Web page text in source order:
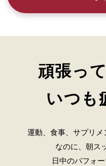
頑張っ
いつも
運動、食事、サプリメ
なのに、朝ス
日中のパフォ